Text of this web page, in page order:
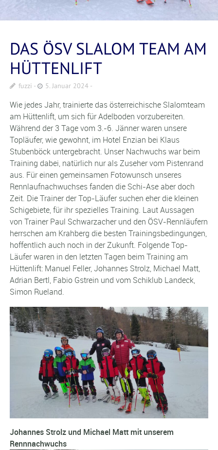
DAS ÖSV SLALOM TEAM AM
HÜTTENLIFT
fuzzi 5. Januar 2024
Wie jedes Jahr, trainierte das österreichische Slalomteam
am Hüttenlift, um sich für Adelboden vorzubereiten.
Während der 3 Tage vom 3.-6. Jänner waren unsere
Topläufer, wie gewohnt, im Hotel Enzian bei Klaus
Stubenböck untergebracht. Unser Nachwuchs war beim
Training dabei, natürlich nur als Zuseher vom Pistenrand
aus. Für einen gemeinsamen Fotowunsch unseres
Rennlaufnachwuchses fanden die Schi-Ase aber doch
Zeit. Die Trainer der Top-Läufer suchen eher die kleinen
Schigebiete, für ihr spezielles Training. Laut Aussagen
von Trainer Paul Schwarzacher und den ÖSV-Rennläufern
herrschen am Krahberg die besten Trainingsbedingungen,
hoffentlich auch noch in der Zukunft. Folgende Top-
Läufer waren in den letzten Tagen beim Training am
Hüttenlift: Manuel Feller, Johannes Strolz, Michael Matt,
Adrian Bertl, Fabio Gstrein und vom Schiklub Landeck,
Simon Rueland.
Johannes Strolz und Michael Matt mit unserem
Rennnachwuchs